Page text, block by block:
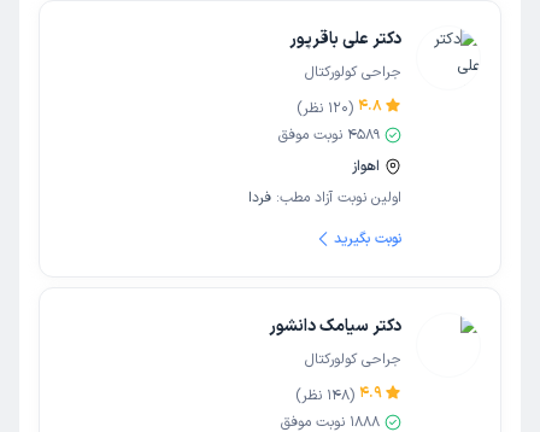
دکتر علی باقرپور
جراحی کولورکتال
4.8
(
120 نظر)
4589 نوبت موفق
اهواز
اولین نوبت آزاد مطب: فردا
نوبت بگیرید
دکتر سیامک دانشور
جراحی کولورکتال
4.9
(
148 نظر)
1888 نوبت موفق